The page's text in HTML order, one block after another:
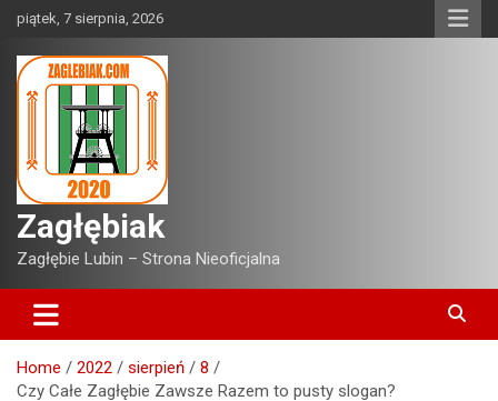
Skip
content
piątek, 7 sierpnia, 2026
Zagłębiak
Zagłębie Lubin – Strona Nieoficjalna
Home 2022 sierpień
8
Czy Całe Zagłębie Zawsze Razem to pusty slogan?